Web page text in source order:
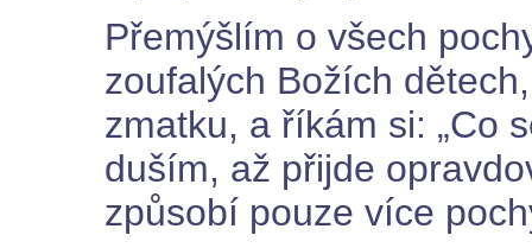
Přemýšlím o všech
zoufalých Božích
zmatku, a říkám si: „Co
duším, až přijde
způsobí pouze více